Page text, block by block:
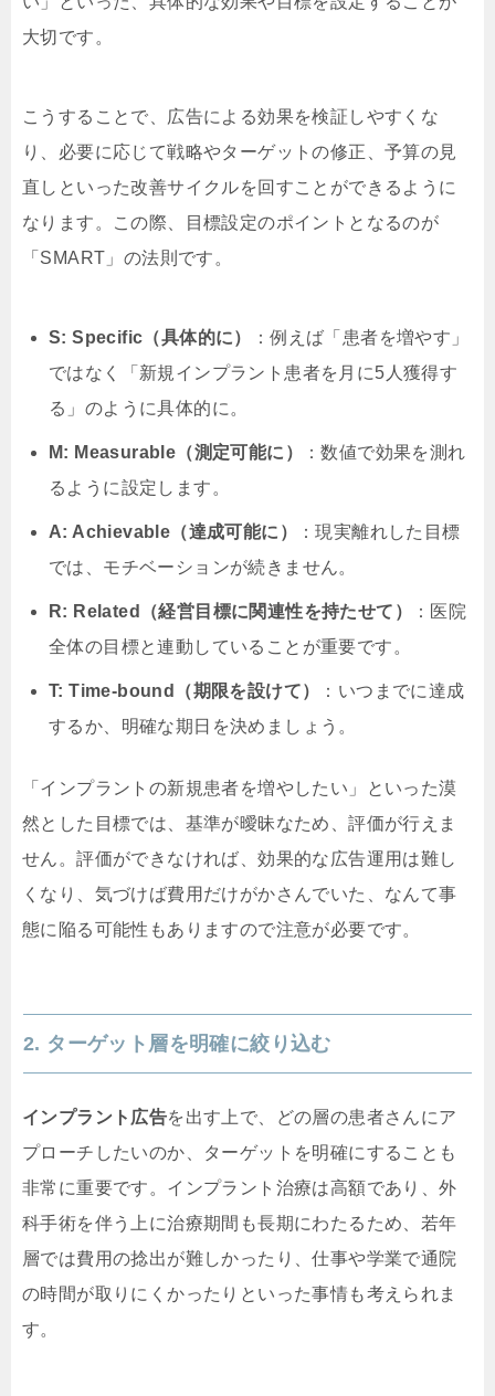
大切です。
こうすることで、広告による効果を検証しやすくな
り、必要に応じて戦略やターゲットの修正、予算の見
直しといった改善サイクルを回すことができるように
なります。この際、目標設定のポイントとなるのが
「SMART」の法則です。
S: Specific（具体的に）
：例えば「患者を増やす」
ではなく「新規インプラント患者を月に5人獲得す
る」のように具体的に。
M: Measurable（測定可能に）
：数値で効果を測れ
るように設定します。
A: Achievable（達成可能に）
：現実離れした目標
では、モチベーションが続きません。
R: Related（経営目標に関連性を持たせて）
：医院
全体の目標と連動していることが重要です。
T: Time-bound（期限を設けて）
：いつまでに達成
するか、明確な期日を決めましょう。
「インプラントの新規患者を増やしたい」といった漠
然とした目標では、基準が曖昧なため、評価が行えま
せん。評価ができなければ、効果的な広告運用は難し
くなり、気づけば費用だけがかさんでいた、なんて事
態に陥る可能性もありますので注意が必要です。
2. ターゲット層を明確に絞り込む
インプラント広告を出す上で、どの層の患者さんにア
プローチしたいのか、ターゲットを明確にすることも
非常に重要です。インプラント治療は高額であり、外
科手術を伴う上に治療期間も長期にわたるため、若年
層では費用の捻出が難しかったり、仕事や学業で通院
の時間が取りにくかったりといった事情も考えられま
す。